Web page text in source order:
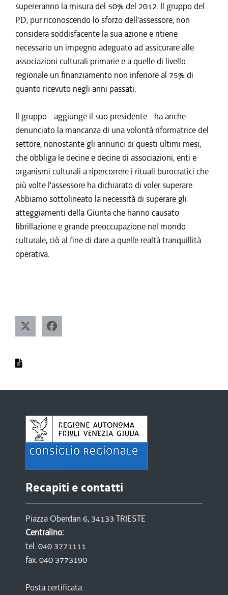
supereranno la misura del 50% del 2012. Il gruppo del
PD, pur riconoscendo lo sforzo dell'assessore, non
considera soddisfacente la sua azione e ritiene
necessario un impegno adeguato ad assicurare alle
associazioni culturali primarie e a quelle di livello
regionale un finanziamento non inferiore al 75% di
quanto ricevuto negli anni passati.
Il gruppo - aggiunge il suo presidente - ha anche
denunciato la mancanza di una volontà riformatrice del
settore, nonostante gli annunci di questi ultimi mesi,
che obbliga le decine e decine di associazioni, enti e
organismi culturali a ripercorrere i rituali burocratici che
più volte l'assessore ha dichiarato di voler superare.
Abbiamo sottolineato la necessità di superare gli
atteggiamenti della Giunta che hanno causato
fibrillazione e grande preoccupazione nel mondo
culturale, ciò al fine di dare a quelle realtà tranquillità
operativa.
Recapiti e contatti
Piazza Oberdan 6, 34133 TRIESTE
Centralino:
tel. 040 3771111
fax. 040 3773190
Posta certificata: